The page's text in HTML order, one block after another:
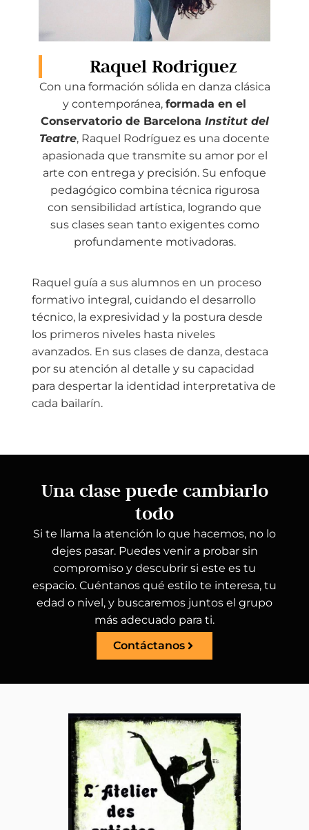
Raquel Rodriguez
Con una formación sólida en danza clásica
y contemporánea, formada en el
Conservatorio de Barcelona Institut del
Teatre, Raquel Rodríguez es una docente
apasionada que transmite su amor por el
arte con entrega y precisión. Su enfoque
pedagógico combina técnica rigurosa
con sensibilidad artística, logrando que
sus clases sean tanto exigentes como
profundamente motivadoras.
Raquel guía a sus alumnos en un proceso
formativo integral, cuidando el desarrollo
técnico, la expresividad y la postura desde
los primeros niveles hasta niveles
avanzados. En sus clases de danza, destaca
por su atención al detalle y su capacidad
para despertar la identidad interpretativa de
cada bailarín.
Una clase puede cambiarlo
todo
Si te llama la atención lo que hacemos, no lo
dejes pasar. Puedes venir a probar sin
compromiso y descubrir si este es tu
espacio. Cuéntanos qué estilo te interesa, tu
edad o nivel, y buscaremos juntos el grupo
más adecuado para ti.
Contáctanos